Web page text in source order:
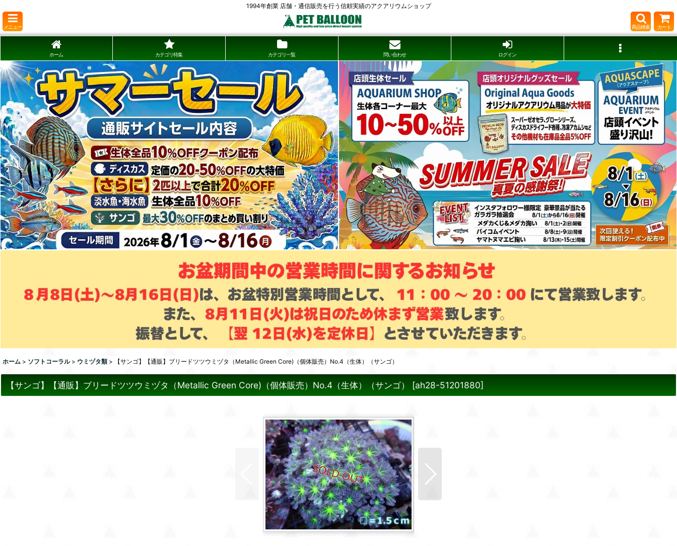
1994年創業 店舗・通信販売を行う信頼実績のアクアリウムショップ
メニュー 商品検索 カート
ホーム カテゴリ特集 カテゴリ一覧 問い合わせ ログイン
ホーム > ソフトコーラル > ウミヅタ類 > 【サンゴ】【通販】ブリードツツウミヅタ（Metallic Green Core)（個体販売）No.4（生体）（サンゴ）
【サンゴ】【通販】ブリードツツウミヅタ（Metallic Green Core)（個体販売）No.4（生体）（サンゴ） [ah28-51201880]